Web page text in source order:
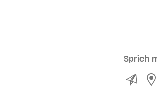
Sprich